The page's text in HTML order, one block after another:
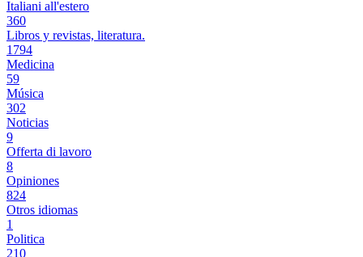
Italiani all'estero
360
Libros y revistas, literatura.
1794
Medicina
59
Música
302
Noticias
9
Offerta di lavoro
8
Opiniones
824
Otros idiomas
1
Politica
210